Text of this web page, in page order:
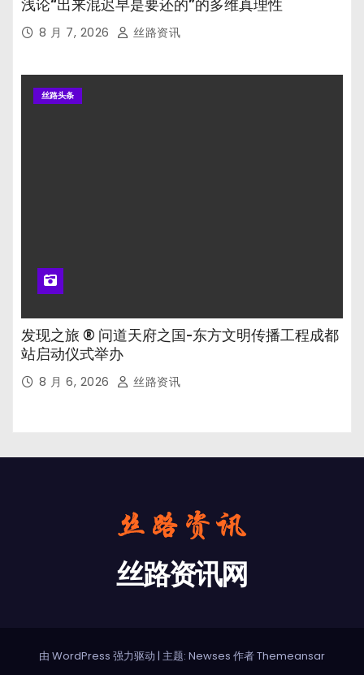
浅论“出来混迟早是要还的”的多维真理性
8 月 7, 2026 丝路资讯
丝路头条
发现之旅 ® 问道天府之国-东方文明传播工程成都
站启动仪式举办
8 月 6, 2026 丝路资讯
丝路资讯网
由 WordPress 强力驱动 | 主题: Newses 作者Themeansar